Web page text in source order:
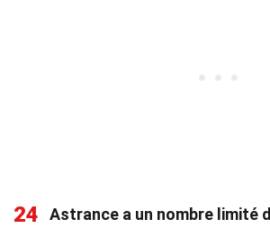
24 Astrance a un nombre limité